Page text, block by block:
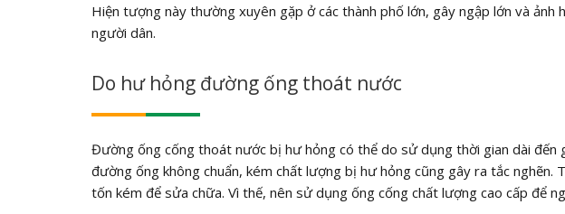
Hiện tượng này thường xuyên gặp ở các thành phố lớn, gây ngập lớn và
người dân.
Do hư hỏng đường ống thoát nước
Đường ống cống thoát nước bị hư hỏng có thể do sử dụng thời gian dài đến
đường ống không chuẩn, kém chất lượng bị hư hỏng cũng gây ra tắc nghẽn.
tốn kém để sửa chữa. Vì thế, nên sử dụng ống cống chất lượng cao cấp để